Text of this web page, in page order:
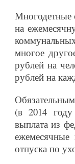
Многодетные
на
многое
рублей на
рублей на
(в 2014 году
выплата из
отпуска по